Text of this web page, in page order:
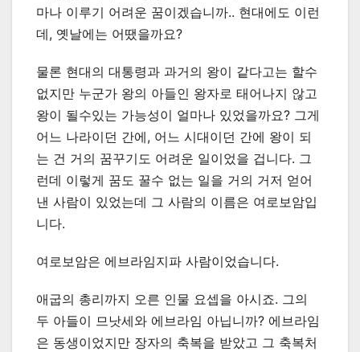
마나 이루기 어려운 꿈이겠습니까.. 현대에도 이런
데, 옛날에는 어땠을까요?
물론 현대의 대통령과 과거의 왕이 같다고는 할수
없지만 누군가 왕의 아들인 왕자로 태어나지 않고
왕이 될수있는 가능성이 얼마나 있었을까요? 그게
어느 나라이던 간에, 어느 시대이던 간에 왕이 되
는 건 거의 꿈꾸기도 어려운 일이었을 겁니다. 그
런데 이렇게 꿈도 꿀수 없는 일을 거의 거저 얻어
낸 사람이 있었는데 그 사람의 이름은 여로보암입
니다.
여로보암은 에브라임지파 사람이었습니다.
애굽의 총리까지 오른 인물 요셉을 아시죠. 그의
두 아들이 므낫세와 에브라임 아닙니까? 에브라임
은 동생이었지만 장자의 축복을 받았고 그 축복처